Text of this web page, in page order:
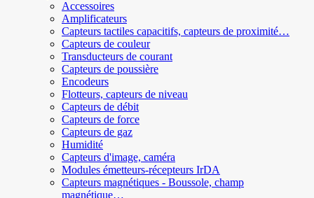
Accessoires
Amplificateurs
Capteurs tactiles capacitifs, capteurs de proximité…
Capteurs de couleur
Transducteurs de courant
Capteurs de poussière
Encodeurs
Flotteurs, capteurs de niveau
Capteurs de débit
Capteurs de force
Capteurs de gaz
Humidité
Capteurs d'image, caméra
Modules émetteurs-récepteurs IrDA
Capteurs magnétiques - Boussole, champ
magnétique…